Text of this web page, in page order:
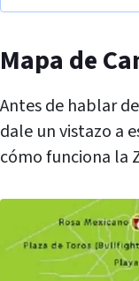
Mapa de
Antes de hablar
dale un vistazo a
cómo funciona la